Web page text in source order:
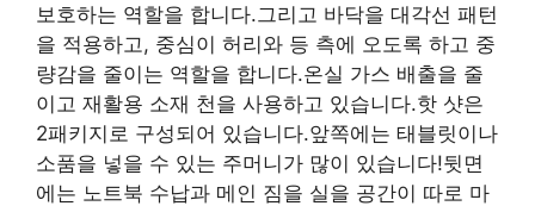
보호하는 역할을 합니다.그리고 바닥을 대각선 패턴
을 적용하고, 중심이 허리와 등 측에 오도록 하고 중
량감을 줄이는 역할을 합니다.온실 가스 배출을 줄
이고 재활용 소재 천을 사용하고 있습니다.핫 샷은
2패키지로 구성되어 있습니다.앞쪽에는 태블릿이나
소품을 넣을 수 있는 주머니가 많이 있습니다!뒷면
에는 노트북 수납과 메인 짐을 실을 공간이 따로 마